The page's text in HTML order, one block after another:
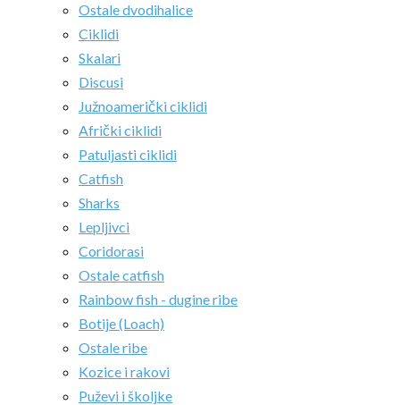
Ostale dvodihalice
Ciklidi
Skalari
Discusi
Južnoamerički ciklidi
Afrički ciklidi
Patuljasti ciklidi
Catfish
Sharks
Lepljivci
Coridorasi
Ostale catfish
Rainbow fish - dugine ribe
Botije (Loach)
Ostale ribe
Kozice i rakovi
Puževi i školjke